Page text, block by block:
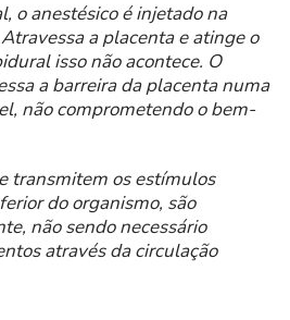
o anestésico é injetado na
a placenta e atinge o
isso não acontece. O
a barreira da placenta numa
não comprometendo o bem-
transmitem os estímulos
do organismo, são
não sendo necessário
através da circulação